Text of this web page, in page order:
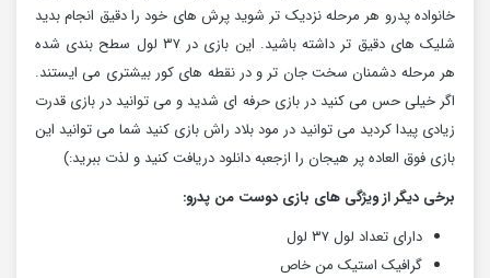
خانواده پدرو هر مرحله نزدیک تر شوید پرش های خود را دقیق انجام بدید
شلیک های دقیق تر داشته باشید. این بازی در ۳۷ لول سطح بندی شده
هر مرحله دشمنان سخت جان تر و در نقطه های کور بیشتری می ایستند.
اگر خیلی حس می کنید در بازی حرفه ای شدید و می توانید در بازی قدرت
زیادی پیدا کردید می توانید در مود بلاد راش بازی کنید شما می توانید این
بازی فوق العاده پر هیجان را ازجعبه دانلود دریافت کنید و لذت ببرید:)
برخی دیگر از ویژگی های بازی دوست من پدرو:
دارای تعداد لول ۳۷ لول
گرافیک استیک من خاص